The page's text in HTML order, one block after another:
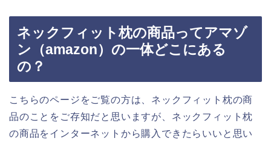
ネックフィット枕の商品ってアマゾ
ン（amazon）の一体どこにある
の？
こちらのページをご覧の方は、ネックフィット枕の商
品のことをご存知だと思いますが、ネックフィット枕
の商品をインターネットから購入できたらいいと思い